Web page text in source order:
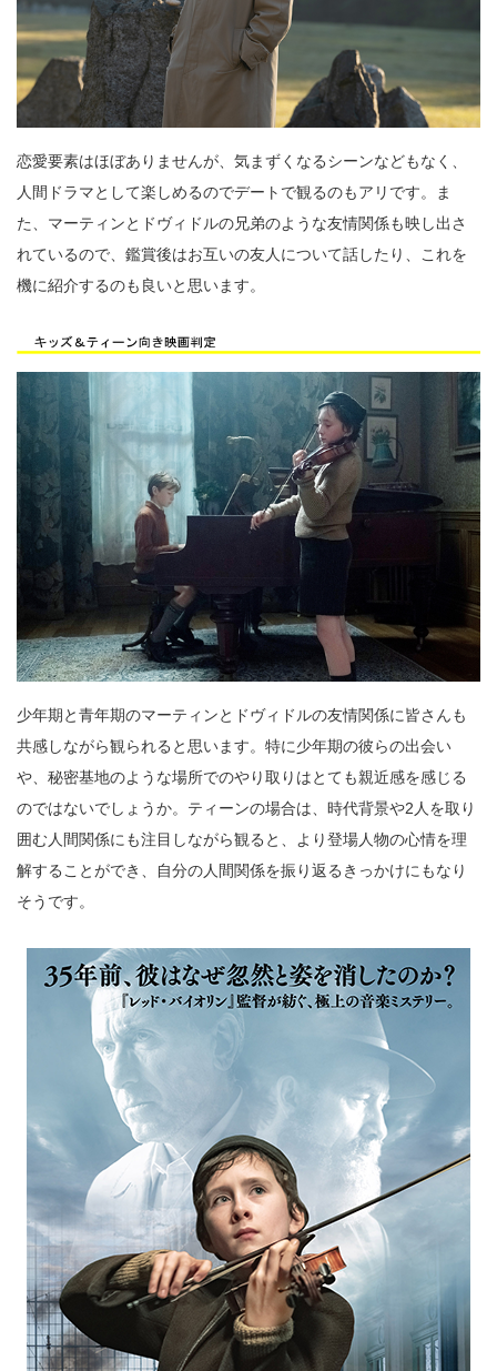
恋愛要素はほぼありませんが、気まずくなるシーンなどもなく、
人間ドラマとして楽しめるのでデートで観るのもアリです。ま
た、マーティンとドヴィドルの兄弟のような友情関係も映し出さ
れているので、鑑賞後はお互いの友人について話したり、これを
機に紹介するのも良いと思います。
少年期と青年期のマーティンとドヴィドルの友情関係に皆さんも
共感しながら観られると思います。特に少年期の彼らの出会い
や、秘密基地のような場所でのやり取りはとても親近感を感じる
のではないでしょうか。ティーンの場合は、時代背景や2人を取り
囲む人間関係にも注目しながら観ると、より登場人物の心情を理
解することができ、自分の人間関係を振り返るきっかけにもなり
そうです。